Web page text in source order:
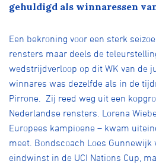
gehuldigd als winnaressen
Een bekroning voor een sterk
rensters maar deels de
wedstrijdverloop op dit WK van de
winnares was dezelfde als in de
Pirrone. Zij reed weg uit een
Nederlandse rensters. Lorena
Europees kampioene – kwam
meet. Bondscoach Loes Gunnewijk
eindwinst in de UCI Nations Cup,